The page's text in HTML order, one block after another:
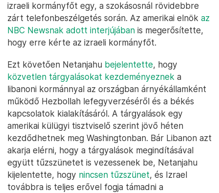
izraeli kormányfőt egy, a szokásosnál rövidebbre
zárt telefonbeszélgetés során. Az amerikai elnök az
NBC Newsnak adott interjújában is megerősítette,
hogy erre kérte az izraeli kormányfőt.
Ezt követően Netanjahu bejelentette, hogy
közvetlen tárgyalásokat kezdeményeznek a
libanoni kormánnyal az országban árnyékállamként
működő Hezbollah lefegyverzéséről és a békés
kapcsolatok kialakításáról. A tárgyalások egy
amerikai külügyi tisztviselő szerint jövő héten
kezdődhetnek meg Washingtonban. Bár Libanon azt
akarja elérni, hogy a tárgyalások megindításával
együtt tűzszünetet is vezessenek be, Netanjahu
kijelentette, hogy nincsen tűzszünet, és Izrael
továbbra is teljes erővel fogja támadni a